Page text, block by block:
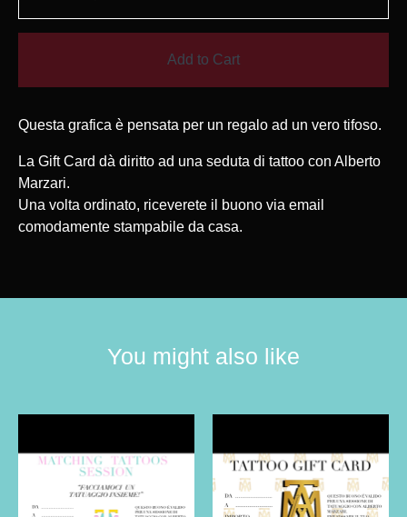
Add to Cart
Questa grafica è pensata per un regalo ad un vero tifoso.
La Gift Card dà diritto ad una seduta di tattoo con Alberto
Marzari.
Una volta ordinato, riceverete il buono via email
comodamente stampabile da casa.
You might also like